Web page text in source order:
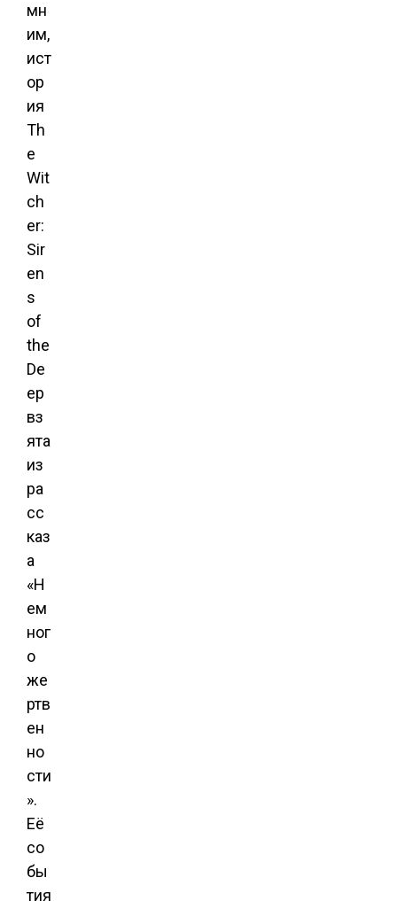
мн
им,
ист
ор
ия
Th
e
Wit
ch
er:
Sir
en
s
of
the
De
ep
вз
ята
из
ра
сс
каз
а
«Н
ем
ног
о
же
ртв
ен
но
сти
».
Её
со
бы
тия